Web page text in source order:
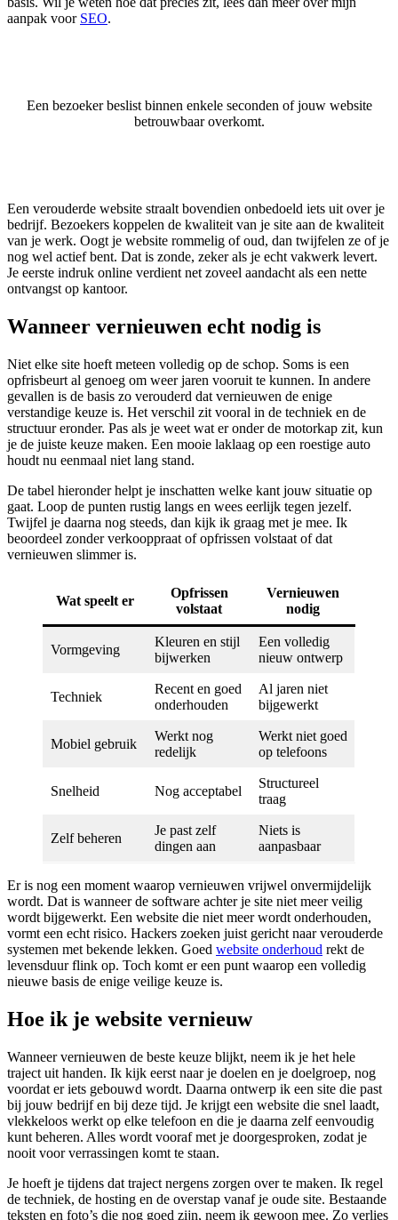
aanpak voor SEO.
Een bezoeker beslist binnen enkele seconden of jouw website
betrouwbaar overkomt.
Een verouderde website straalt bovendien onbedoeld iets uit over je
bedrijf. Bezoekers koppelen de kwaliteit van je site aan de kwaliteit
van je werk. Oogt je website rommelig of oud, dan twijfelen ze of je
nog wel actief bent. Dat is zonde, zeker als je echt vakwerk levert.
Je eerste indruk online verdient net zoveel aandacht als een nette
ontvangst op kantoor.
Wanneer vernieuwen echt nodig is
Niet elke site hoeft meteen volledig op de schop. Soms is een
opfrisbeurt al genoeg om weer jaren vooruit te kunnen. In andere
gevallen is de basis zo verouderd dat vernieuwen de enige
verstandige keuze is. Het verschil zit vooral in de techniek en de
structuur eronder. Pas als je weet wat er onder de motorkap zit, kun
je de juiste keuze maken. Een mooie laklaag op een roestige auto
houdt nu eenmaal niet lang stand.
De tabel hieronder helpt je inschatten welke kant jouw situatie op
gaat. Loop de punten rustig langs en wees eerlijk tegen jezelf.
Twijfel je daarna nog steeds, dan kijk ik graag met je mee. Ik
beoordeel zonder verkooppraat of opfrissen volstaat of dat
vernieuwen slimmer is.
Wat speelt er
Opfrissen
volstaat
Vernieuwen
nodig
Vormgeving
Kleuren en stijl
bijwerken
Een volledig
nieuw ontwerp
Techniek
Recent en goed
onderhouden
Al jaren niet
bijgewerkt
Mobiel gebruik
Werkt nog
redelijk
Werkt niet goed
op telefoons
Snelheid Nog acceptabel
Structureel
traag
Zelf beheren
Je past zelf
dingen aan
Niets is
aanpasbaar
Er is nog een moment waarop vernieuwen vrijwel onvermijdelijk
wordt. Dat is wanneer de software achter je site niet meer veilig
wordt bijgewerkt. Een website die niet meer wordt onderhouden,
vormt een echt risico. Hackers zoeken juist gericht naar verouderde
systemen met bekende lekken. Goed website onderhoud rekt de
levensduur flink op. Toch komt er een punt waarop een volledig
nieuwe basis de enige veilige keuze is.
Hoe ik je website vernieuw
Wanneer vernieuwen de beste keuze blijkt, neem ik je het hele
traject uit handen. Ik kijk eerst naar je doelen en je doelgroep, nog
voordat er iets gebouwd wordt. Daarna ontwerp ik een site die past
bij jouw bedrijf en bij deze tijd. Je krijgt een website die snel laadt,
vlekkeloos werkt op elke telefoon en die je daarna zelf eenvoudig
kunt beheren. Alles wordt vooraf met je doorgesproken, zodat je
nooit voor verrassingen komt te staan.
Je hoeft je tijdens dat traject nergens zorgen over te maken. Ik regel
de techniek, de hosting en de overstap vanaf je oude site. Bestaande
teksten en foto’s die nog goed zijn, neem ik gewoon mee. Zo verlies